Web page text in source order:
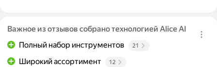
Важное из отзывов собрано технологией Alice AI
Полный набор инструментов
21
Широкий ассортимент 12